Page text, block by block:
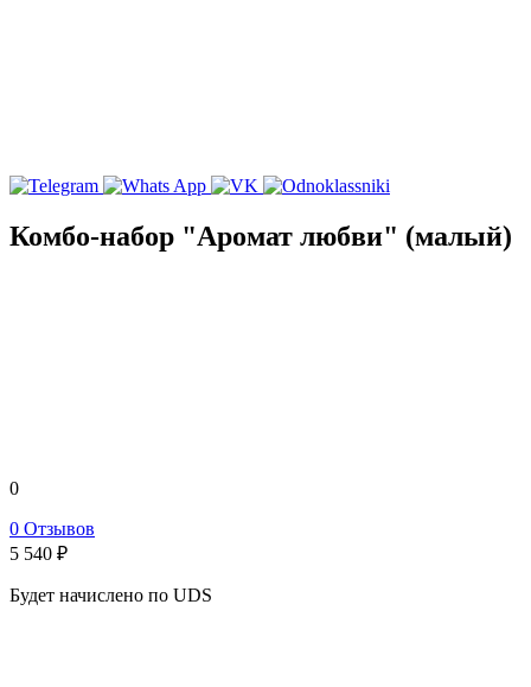
Комбо-набор "Аромат любви" (малый)
0
0 Отзывов
5 540 ₽
Будет начислено по UDS